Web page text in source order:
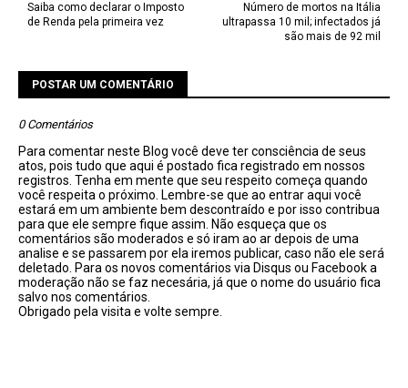
Número de mortos na Itália
ultrapassa 10 mil; infectados já
são mais de 92 mil
Saiba como declarar o Imposto
de Renda pela primeira vez
POSTAR UM COMENTÁRIO
0 Comentários
Para comentar neste Blog você deve ter consciência de seus
atos, pois tudo que aqui é postado fica registrado em nossos
registros. Tenha em mente que seu respeito começa quando
você respeita o próximo. Lembre-se que ao entrar aqui você
estará em um ambiente bem descontraído e por isso contribua
para que ele sempre fique assim. Não esqueça que os
comentários são moderados e só iram ao ar depois de uma
analise e se passarem por ela iremos publicar, caso não ele será
deletado. Para os novos comentários via Disqus ou Facebook a
moderação não se faz necesária, já que o nome do usuário fica
salvo nos comentários.
Obrigado pela visita e volte sempre.